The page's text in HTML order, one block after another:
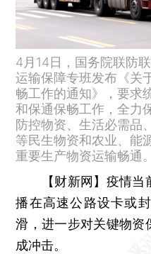
4月14日，国务院联防
运输保障专班发布《关
畅工作的通知》，要求
和保通保畅工作，全力
防控物资、生活必需品
等民生物资和农业、能
重要生产物资运输畅通
【财新网】 疫情当
播在高速公路设卡或
滑，进一步对关键物资
成冲击。